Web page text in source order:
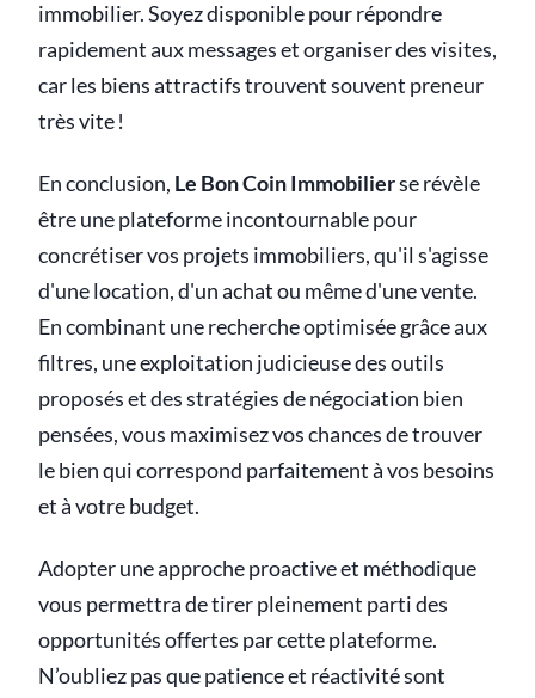
immobilier. Soyez disponible pour répondre
rapidement aux messages et organiser des visites,
car les biens attractifs trouvent souvent preneur
très vite !
En conclusion, Le Bon Coin Immobilierse révèle
être une plateforme incontournable pour
concrétiser vos projets immobiliers, qu'il s'agisse
d'une location, d'un achat ou même d'une vente.
En combinant une recherche optimisée grâce aux
filtres, une exploitation judicieuse des outils
proposés et des stratégies de négociation bien
pensées, vous maximisez vos chances de trouver
le bien qui correspond parfaitement à vos besoins
et à votre budget.
Adopter une approche proactive et méthodique
vous permettra de tirer pleinement parti des
opportunités offertes par cette plateforme.
N’oubliez pas que patience et réactivité sont